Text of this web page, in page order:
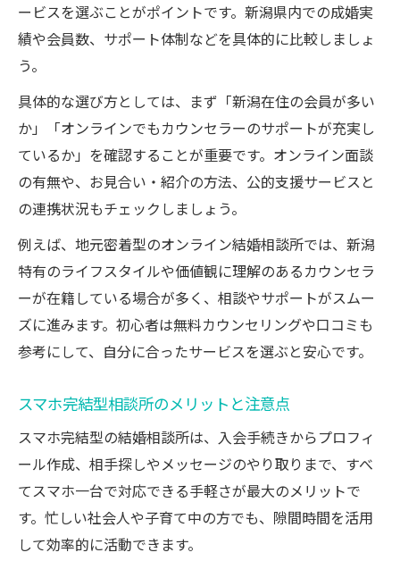
ービスを選ぶことがポイントです。新潟県内での成婚実
績や会員数、サポート体制などを具体的に比較しましょ
う。
具体的な選び方としては、まず「新潟在住の会員が多い
か」「オンラインでもカウンセラーのサポートが充実し
ているか」を確認することが重要です。オンライン面談
の有無や、お見合い・紹介の方法、公的支援サービスと
の連携状況もチェックしましょう。
例えば、地元密着型のオンライン結婚相談所では、新潟
特有のライフスタイルや価値観に理解のあるカウンセラ
ーが在籍している場合が多く、相談やサポートがスムー
ズに進みます。初心者は無料カウンセリングや口コミも
参考にして、自分に合ったサービスを選ぶと安心です。
スマホ完結型相談所のメリットと注意点
スマホ完結型の結婚相談所は、入会手続きからプロフィ
ール作成、相手探しやメッセージのやり取りまで、すべ
てスマホ一台で対応できる手軽さが最大のメリットで
す。忙しい社会人や子育て中の方でも、隙間時間を活用
して効率的に活動できます。